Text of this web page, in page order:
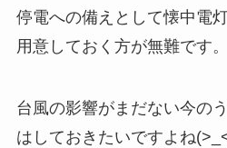
停電への備えとして懐中電
用意しておく方が無難です。
台風の影響がまだない今の
はしておきたいですよね